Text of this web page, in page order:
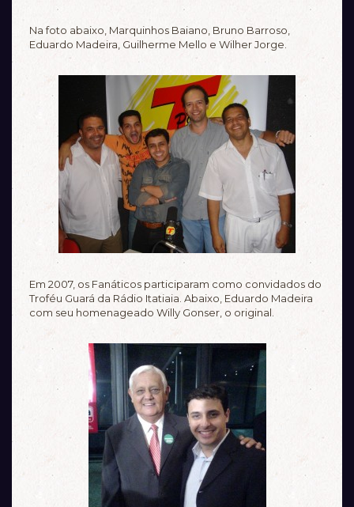
Na foto abaixo, Marquinhos Baiano, Bruno Barroso,
Eduardo Madeira, Guilherme Mello e Wilher Jorge.
Em 2007, os Fanáticos participaram como convidados do
Troféu Guará da Rádio Itatiaia. Abaixo, Eduardo Madeira
com seu homenageado Willy Gonser, o original.